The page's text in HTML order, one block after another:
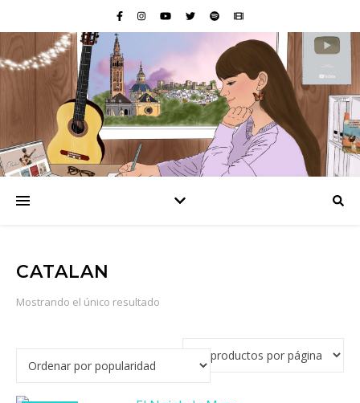
CATALAN
Mostrando el único resultado